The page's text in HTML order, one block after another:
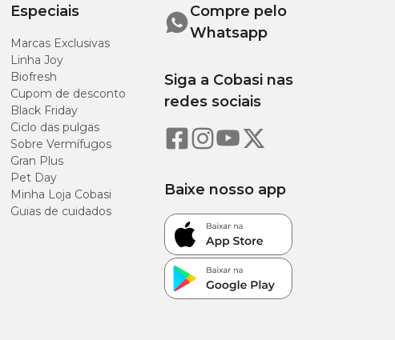
Especiais
Marcas Exclusivas
Linha Joy
Biofresh
Cupom de desconto
Black Friday
Ciclo das pulgas
Sobre Vermífugos
Gran Plus
Pet Day
Minha Loja Cobasi
Guias de cuidados
Compre pelo
Whatsapp
Siga a Cobasi nas
redes sociais
Baixe nosso app